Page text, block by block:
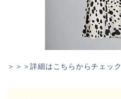
＞＞＞詳細はこちらからチェック